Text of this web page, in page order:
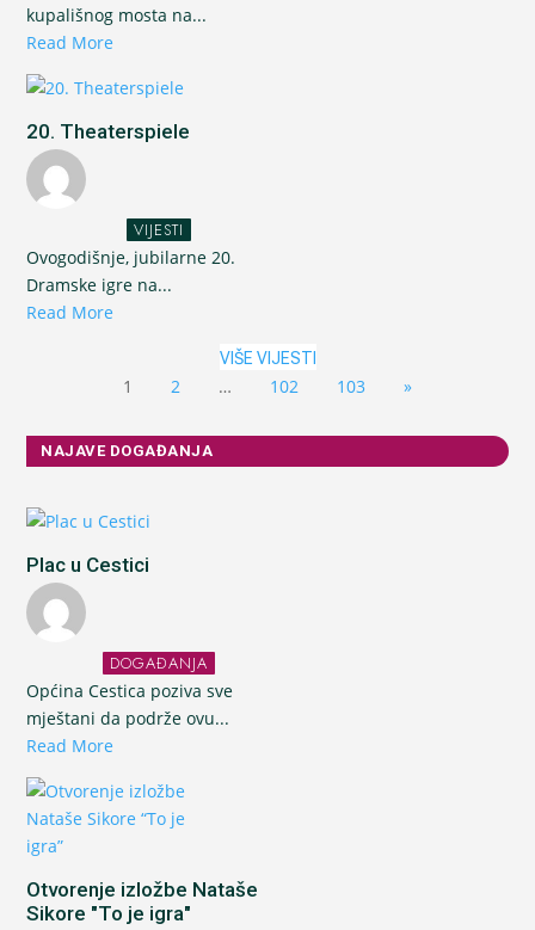
kupališnog mosta na...
Read More
20. Theaterspiele
VIJESTI
Ovogodišnje, jubilarne 20.
Dramske igre na...
Read More
VIŠE VIJESTI
1 2 … 102 103 »
NAJAVE DOGAĐANJA
Plac u Cestici
DOGAĐANJA
Općina Cestica poziva sve
mještani da podrže ovu...
Read More
Otvorenje izložbe Nataše
Sikore "To je igra"